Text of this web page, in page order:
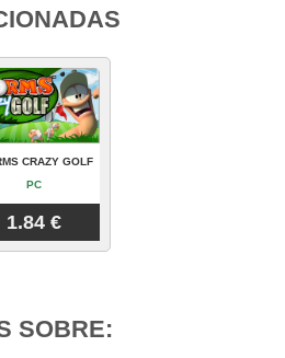
CRAZY GOLF
PC
1.84 €
SOBRE: